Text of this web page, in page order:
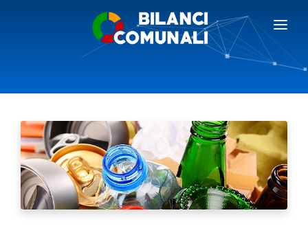
BILANCI COMUNALI
PREZZI
RICHIEDI DEMO
AREA GIORNALISTI